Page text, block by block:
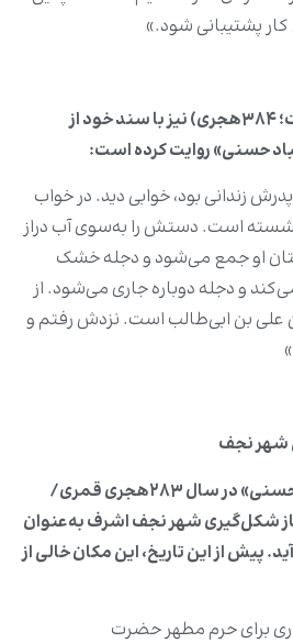
پشتیبانی شود.»
«قاضی تنوخی» (درگذشت؛ ۳۸۴هجری) نیز با سند خود از
حسنی» روایت کرده است:
زندانی بود، خوابی دید. در خواب
است. دستش را به‌سوی آب دراز
او جمع می‌شود و دجله خشک
و دجله دوباره جاری می‌شود. از
علی بن ابی‌طالب است. نزدش رفتم و
شهر نجف
تاریخ ساخت‌وساز «داعی حسنی» در سال ۲۸۳هجری قمری/
شکل‌گیری شهر نجف اشرف به‌عنوان
پیش از این تاریخ، این مکان خالی از
برای حرم مطهر حضرت